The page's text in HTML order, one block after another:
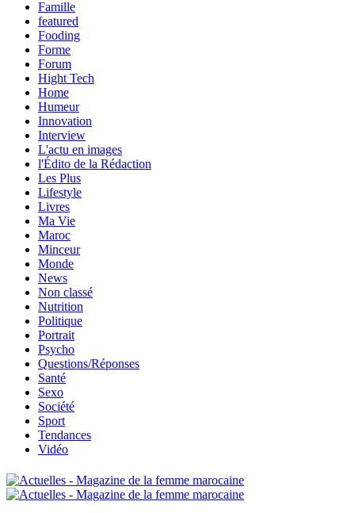
Famille
featured
Fooding
Forme
Forum
Hight Tech
Home
Humeur
Innovation
Interview
L'actu en images
l'Édito de la Rédaction
Les Plus
Lifestyle
Livres
Ma Vie
Maroc
Minceur
Monde
News
Non classé
Nutrition
Politique
Portrait
Psycho
Questions/Réponses
Santé
Sexo
Société
Sport
Tendances
Vidéo